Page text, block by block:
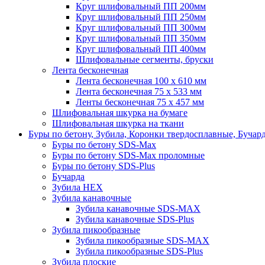
Круг шлифовальный ПП 200мм
Круг шлифовальный ПП 250мм
Круг шлифовальный ПП 300мм
Круг шлифовальный ПП 350мм
Круг шлифовальный ПП 400мм
Шлифовальные сегменты, бруски
Лента бесконечная
Лента бесконечная 100 х 610 мм
Лента бесконечная 75 х 533 мм
Ленты бесконечная 75 х 457 мм
Шлифовальная шкурка на бумаге
Шлифовальная шкурка на ткани
Буры по бетону, Зубила, Коронки твердосплавные,
Буры по бетону SDS-Max
Буры по бетону SDS-Max проломные
Буры по бетону SDS-Plus
Бучарда
Зубила HEX
Зубила канавочные
Зубила канавочные SDS-MAX
Зубила канавочные SDS-Plus
Зубила пикообразные
Зубила пикообразные SDS-MAX
Зубила пикообразные SDS-Plus
Зубила плоские